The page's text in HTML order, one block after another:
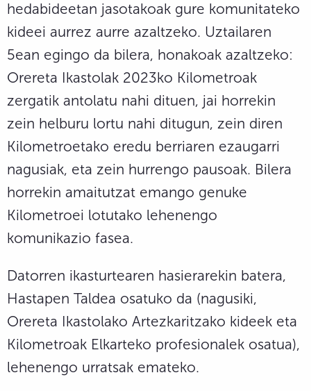
hedabideetan jasotakoak gure komunitateko
kideei aurrez aurre azaltzeko. Uztailaren
5ean egingo da bilera, honakoak azaltzeko:
Orereta Ikastolak 2023ko Kilometroak
zergatik antolatu nahi dituen, jai horrekin
zein helburu lortu nahi ditugun, zein diren
Kilometroetako eredu berriaren ezaugarri
nagusiak, eta zein hurrengo pausoak. Bilera
horrekin amaitutzat emango genuke
Kilometroei lotutako lehenengo
komunikazio fasea.
Datorren ikasturtearen hasierarekin batera,
Hastapen Taldea osatuko da (nagusiki,
Orereta Ikastolako Artezkaritzako kideek eta
Kilometroak Elkarteko profesionalek osatua),
lehenengo urratsak emateko.